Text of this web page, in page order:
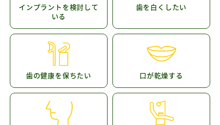
インプラントを検討して
いる
歯を白くしたい
歯の健康を保ちたい 口が乾燥する